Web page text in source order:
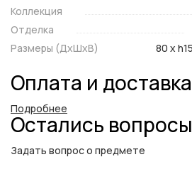
Коллекция
Отделка
Размеры (ДxШxВ)
80 x
Оплата и доставка
Подробнее
Остались
Задать вопрос о предмете